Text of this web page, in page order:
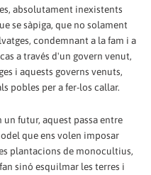
absolutament inexistents
se sàpiga, que no solament
condemnant a la fam i a
a través d'un govern venut,
i aquests governs venuts,
pobles per a fer-los callar.
futur, aquest passa entre
que ens volen imposar
plantacions de monocultius,
sinó esquilmar les terres i